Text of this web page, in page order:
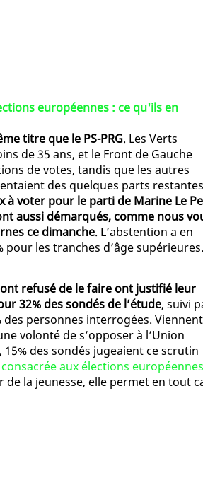
européennes : ce qu'ils en
titre que le PS-PRG. Les Verts
de 35 ans, et le Front de Gauche
de votes, tandis que les autres
des quelques parts
à voter pour le parti de Marine Le
aussi démarqués, comme nous
ce dimanche. L’abstention a en
pour les tranches d’âge supérieures.
refusé de le faire ont justifié leur
32% des sondés de l’étude, suivi
personnes interrogées. Viennent
volonté de s’opposer à l’Union
des sondés jugeaient ce scrutin
aux élections européennes
la jeunesse, elle permet en tout